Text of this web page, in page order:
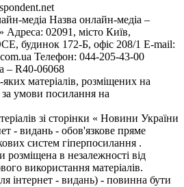
медіа Назва онлайн-медіа –
Адреса: 02091, місто Київ,
будинок 172-Б, офіс 208/1 E-mail:
Телефон: 044-205-43-00
– R40-06068
матеріалів, розміщених на
за умови посилання на
зі сторінки « Новини України
- видань - обов'язкове пряме
систем гіперпосилання .
в незалежності від
використання матеріалів.
інтернет - видань) - повинна бути